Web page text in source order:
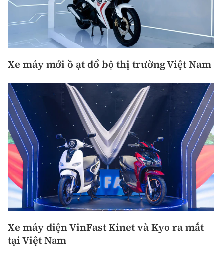
Xe máy mới ồ ạt đổ bộ thị trường Việt Nam
Xe máy điện VinFast Kinet và Kyo ra mắt
tại Việt Nam